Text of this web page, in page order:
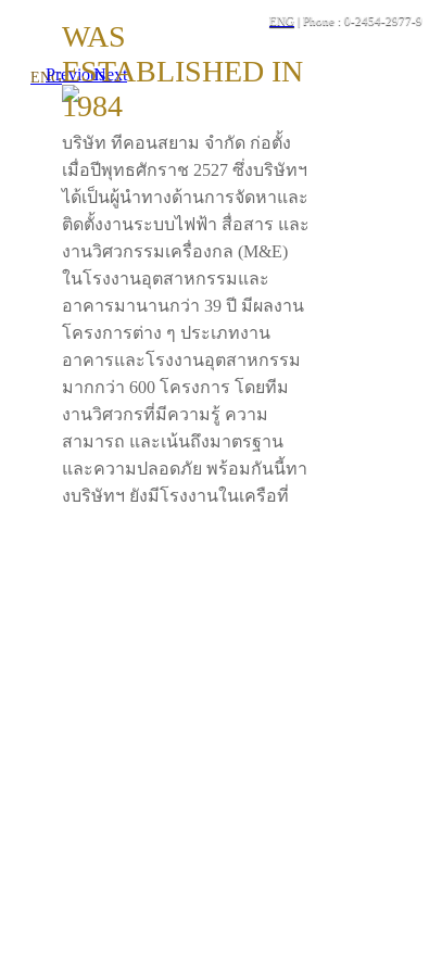
ENG | Phone : 0-2454-2977-9
ENGPreviousNext
WAS
ESTABLISHED IN
1984
บริษัท ทีคอนสยาม จำกัด ก่อตั้ง
เมื่อปีพุทธศักราช 2527 ซึ่งบริษัทฯ
ได้เป็นผู้นำทางด้านการจัดหาและ
ติดตั้งงานระบบไฟฟ้า สื่อสาร และ
งานวิศวกรรมเครื่องกล (M&E)
ในโรงงานอุตสาหกรรมและ
อาคารมานานกว่า 39 ปี มีผลงาน
โครงการต่าง ๆ ประเภทงาน
อาคารและโรงงานอุตสาหกรรม
มากกว่า 600 โครงการ โดยทีม
งานวิศวกรที่มีความรู้ ความ
สามารถ และเน้นถึงมาตรฐาน
และความปลอดภัย พร้อมกันนี้ทา
งบริษัทฯ ยังมีโรงงานในเครือที่